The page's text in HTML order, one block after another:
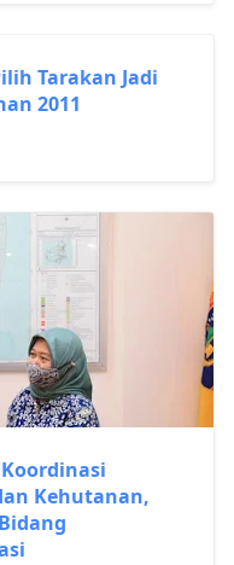
Tarakan Jadi
2011
Kehutanan,